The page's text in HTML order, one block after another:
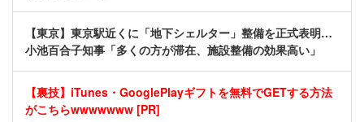
【東京】東京駅近くに「地下シェルター」整備を正式表明…
小池百合子知事「多くの方が滞在、施設整備の効果高い」
【裏技】iTunes・GooglePlayギフトを無料でGETする方法
がこちらwwwwwww [PR]